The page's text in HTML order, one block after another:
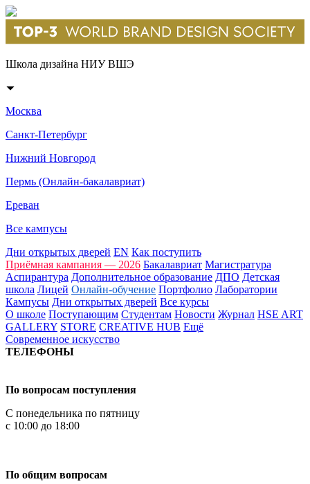
Школа дизайна НИУ ВШЭ
Москва
Санкт-Петербург
Нижний Новгород
Пермь (Онлайн-бакалавриат)
Ереван
Все кампусы
Дни открытых дверей EN Как поступить
Приёмная кампания — 2026 Бакалавриат Магистратура
Аспирантура Дополнительное образование ДПО Детская
школа Лицей Онлайн-обучение Портфолио Лаборатории
Кампусы Дни открытых дверей Все курсы
О школе Поступающим Студентам Новости Журнал HSE ART
GALLERY STORE CREATIVE HUB Ещё
Современное искусство
ТЕЛЕФОНЫ
По вопросам поступления
С понедельника по пятницу
с 10:00 до 18:00
По общим вопросам